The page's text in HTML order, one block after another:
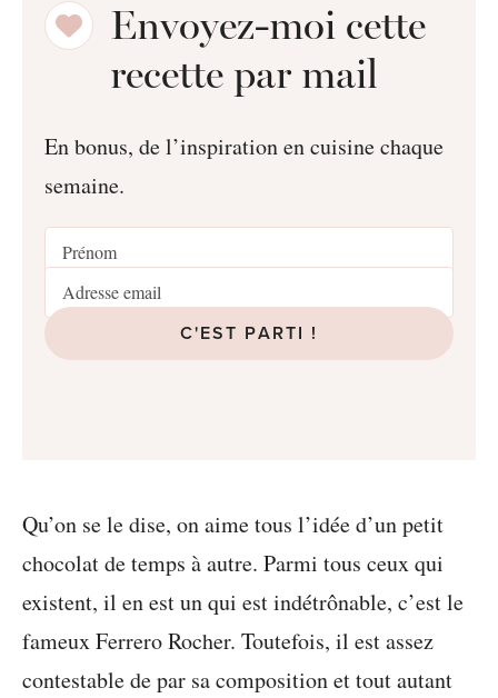
Envoyez-moi cette
recette par mail
En bonus, de l’inspiration en cuisine chaque
semaine.
C'EST PARTI !
Qu’on se le dise, on aime tous l’idée d’un petit
chocolat de temps à autre. Parmi tous ceux qui
existent, il en est un qui est indétrônable, c’est le
fameux Ferrero Rocher. Toutefois, il est assez
contestable de par sa composition et tout autant